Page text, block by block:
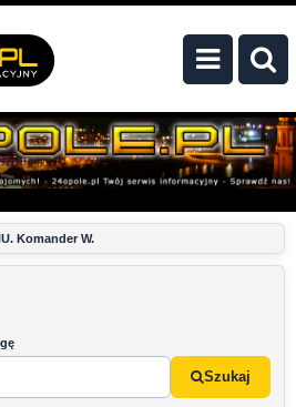
Komander W.
Szukaj